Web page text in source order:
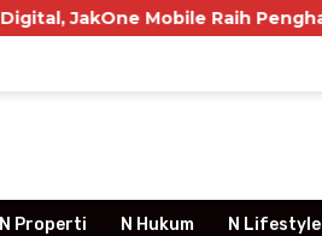
Mobile Raih Penghargaan
N Properti N Hukum N Lifestyle